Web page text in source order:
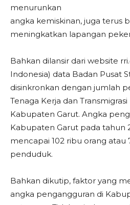
menurunkan
angka kemiskinan, juga terus
meningkatkan lapangan
Bahkan dilansir dari website
Indonesia) data Badan Pusat
disinkronkan dengan jumlah
Tenaga Kerja dan
Kabupaten Garut. Angka
Kabupaten Garut pada tahun
mencapai 102 ribu orang atau
penduduk.
Bahkan dikutip, faktor yang
angka pengangguran di